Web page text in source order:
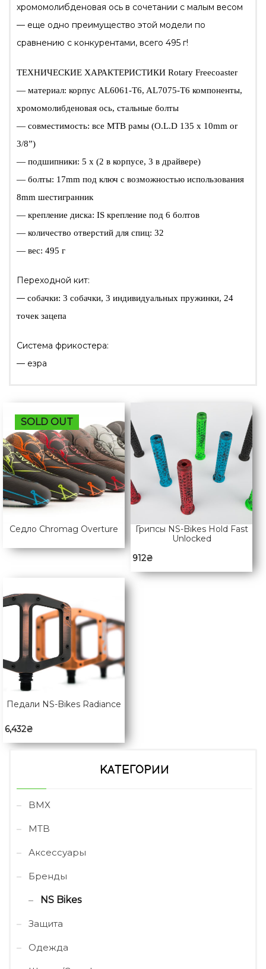
хромомолибденовая ось в сочетании с малым весом
— еще одно преимущество этой модели по
сравнению с конкурентами, всего 495 г!
ТЕХНИЧЕСКИЕ ХАРАКТЕРИСТИКИ Rotary Freecoaster
— материал: корпус AL6061-T6, AL7075-T6 компоненты,
хромомолибденовая ось, стальные болты
— совместимость: все МТВ рамы (O.L.D 135 x 10mm or
3/8”)
— подшипники: 5 x (2 в корпусе, 3 в драйвере)
— болты: 17mm под ключ с возможностью использования
8mm шестигранник
— крепление диска: IS крепление под 6 болтов
— количество отверстий для спиц: 32
— вес: 495 г
Переходной кит:
— собачки: 3 собачки, 3 индивидуальных пружинки, 24
точек зацепа
Система фрикостера:
— езра
SOLD OUT
Седло Chromag Overture
Грипсы NS-Bikes Hold Fast
Unlocked
912₴
Педали NS-Bikes Radiance
6,432₴
КАТЕГОРИИ
BMX
MTB
Аксессуары
Бренды
NS Bikes
Защита
Одежда